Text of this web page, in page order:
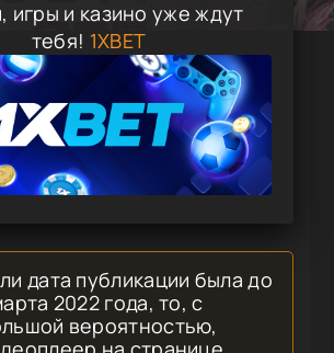
дата публикации была до
2022 года, то, с
вероятностью,
игры и казино уже ждут
тебя! 1XBET